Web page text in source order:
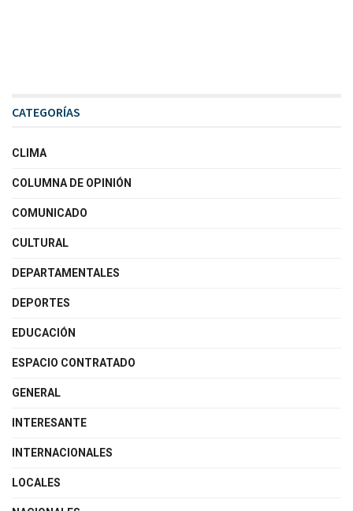
CATEGORÍAS
CLIMA
COLUMNA DE OPINIÓN
COMUNICADO
CULTURAL
DEPARTAMENTALES
DEPORTES
EDUCACIÓN
ESPACIO CONTRATADO
GENERAL
INTERESANTE
INTERNACIONALES
LOCALES